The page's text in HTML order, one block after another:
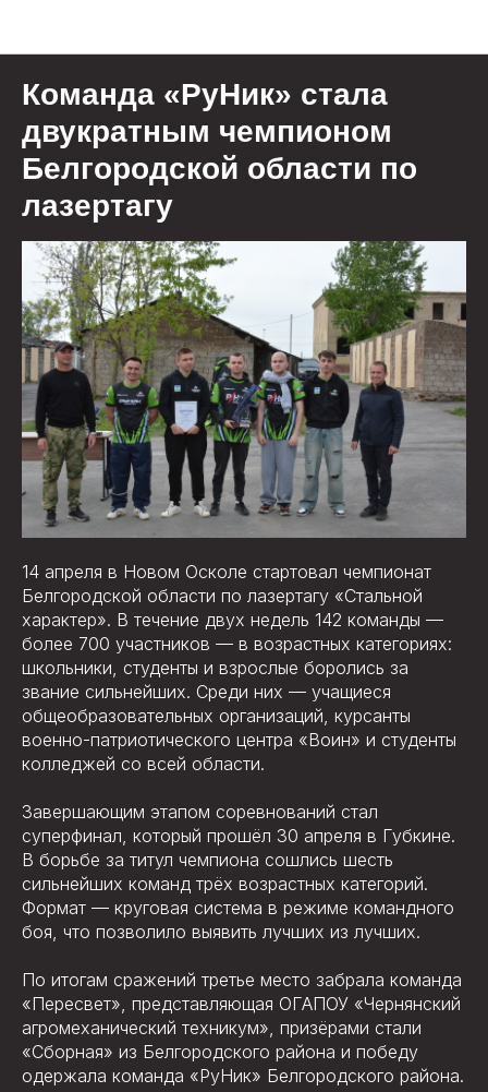
Команда «РуНик» стала
двукратным чемпионом
Белгородской области по
лазертагу
14 апреля в Новом Осколе стартовал чемпионат
Белгородской области по лазертагу «Стальной
характер». В течение двух недель 142 команды —
более 700 участников — в возрастных категориях:
школьники, студенты и взрослые боролись за
звание сильнейших. Среди них — учащиеся
общеобразовательных организаций, курсанты
военно-патриотического центра «Воин» и студенты
колледжей со всей области.
Завершающим этапом соревнований стал
суперфинал, который прошёл 30 апреля в Губкине.
В борьбе за титул чемпиона сошлись шесть
сильнейших команд трёх возрастных категорий.
Формат — круговая система в режиме командного
боя, что позволило выявить лучших из лучших.
По итогам сражений третье место забрала команда
«Пересвет», представляющая ОГАПОУ «Чернянский
агромеханический техникум», призёрами стали
«Сборная» из Белгородского района и победу
одержала команда «РуНик» Белгородского района.